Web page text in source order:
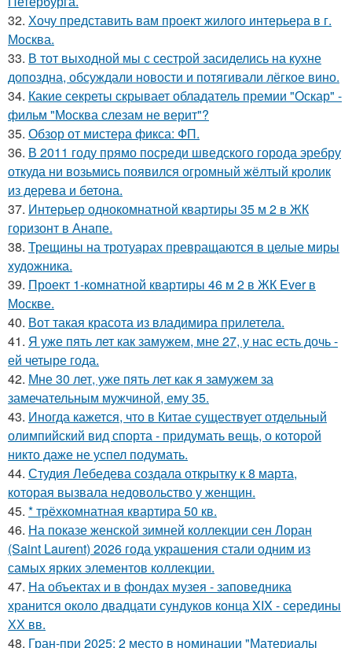
32. Хочу представить вам проект жилого интерьера в г.
Москва.
33. В тот выходной мы с сестрой засиделись на кухне
допоздна, обсуждали новости и потягивали лёгкое вино.
34. Какие секреты скрывает обладатель премии "Оскар" -
фильм "Москва слезам не верит"?
35. Обзор от мистера фикса: ФП.
36. В 2011 году прямо посреди шведского города эребру
откуда ни возьмись появился огромный жёлтый кролик
из дерева и бетона.
37. Интерьер однокомнатной квартиры 35 м 2 в ЖК
горизонт в Анапе.
38. Трещины на тротуарах превращаются в целые миры
художника.
39. Проект 1-комнатной квартиры 46 м 2 в ЖК Ever в
Москве.
40. Вот такая красота из владимира прилетела.
41. Я уже пять лет как замужем, мне 27, у нас есть дочь -
ей четыре года.
42. Мне 30 лет, уже пять лет как я замужем за
замечательным мужчиной, ему 35.
43. Иногда кажется, что в Китае существует отдельный
олимпийский вид спорта - придумать вещь, о которой
никто даже не успел подумать.
44. Студия Лебедева создала открытку к 8 марта,
которая вызвала недовольство у женщин.
45. * трёхкомнатная квартира 50 кв.
46. На показе женской зимней коллекции сен Лоран
(Saint Laurent) 2026 года украшения стали одним из
самых ярких элементов коллекции.
47. На объектах и в фондах музея - заповедника
хранится около двадцати сундуков конца XIX - середины
ХХ вв.
48. Гран-при 2025: 2 место в номинации "Материалы